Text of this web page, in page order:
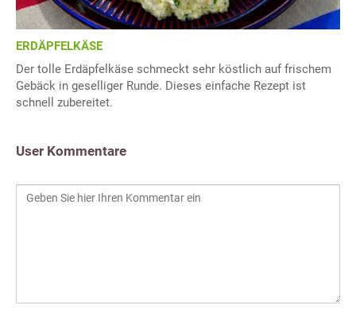
ERDÄPFELKÄSE
Der tolle Erdäpfelkäse schmeckt sehr köstlich auf frischem
Gebäck in geselliger Runde. Dieses einfache Rezept ist
schnell zubereitet.
User Kommentare